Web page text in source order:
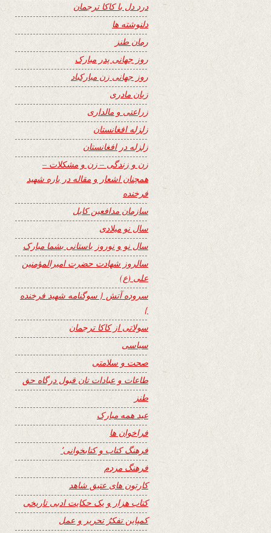
درد دل با کاکا ترجمان
دلنوشته ها
رمان طنز
روز جهانی پدر مبارک
روز جهانی زن مبارکباد
زبان مادری
زراعتی و مالداری
زلزله افغانستان
زلزله در افغانستان
زن و زندگی – زن و مشکلات –
همچنان اشعار و مقاله در باره شهید
فرخنده
سازمان مدافعین کابل
سال نو میلادی
سال نو و نوروز باستانی بشما مبارک
سالروز شهادت حضرت امیرالمؤمنین
علی (ع)
سروده آتش { سوگنامه شهید فرخنده
}
سولاتی از کاکا ترجمان
سیاسی
صحت و سلامتی
طاعات و عبادات تان قبول درگاه حق
طنز
عید همه مبارک
فراخوان ها
فرهنگ کتاب و کتابخوانی٬
فرهنگ مردم
کارتون های عتیق شاهد
کتاب هزار و یک حکایت ادبی تاریخی
کمپاین تفکرُ تحریر و عمل